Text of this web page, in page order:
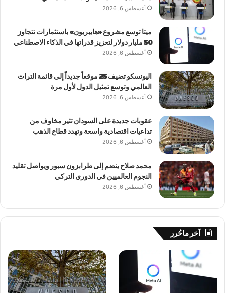
أغسطس 6, 2026
ميتا توسع مشروع «هايبريون» باستثمارات تتجاوز
50 مليار دولار لتعزيز قدراتها في الذكاء الاصطناعي
أغسطس 6, 2026
اليونسكو تضيف 25 موقعاً جديداً إلى قائمة التراث
العالمي وتوسع تمثيل الدول لأول مرة
أغسطس 6, 2026
عقوبات جديدة على السودان تثير مخاوف من
تداعيات اقتصادية واسعة وتهدد قطاع الذهب
أغسطس 6, 2026
محمد صلاح ينضم إلى طرابزون سبور ويواصل تقليد
النجوم العالميين في الدوري التركي
أغسطس 6, 2026
آخر ماحُرر